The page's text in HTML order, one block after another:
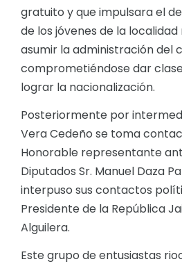
gratuito y que impulsara el
de los jóvenes de la
asumir la administración del
comprometiéndose dar
lograr la nacionalización.
Posteriormente por
Vera Cedeño se toma
Honorable representante
Diputados Sr. Manuel Daza
interpuso sus contactos
Presidente de la República
Alguilera.
Este grupo de entusiastas